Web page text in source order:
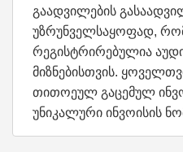
გაადვილების
უზრუნველსაყოფად,
რეგისტრირებულია
მიზნებისთვის.
თითოეულ გაცემულ
უნიკალური ინვოისის